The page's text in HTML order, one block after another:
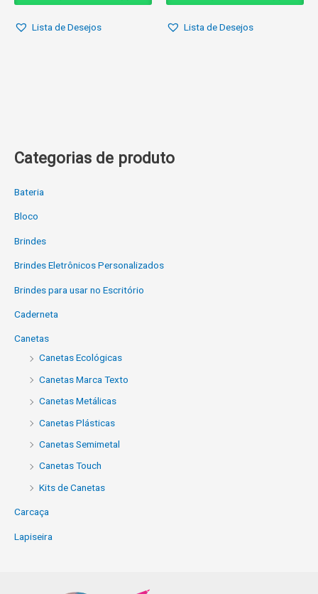
Categorias de produto
Bateria
Bloco
Brindes
Brindes Eletrônicos Personalizados
Brindes para usar no Escritório
Caderneta
Canetas
Canetas Ecológicas
Canetas Marca Texto
Canetas Metálicas
Canetas Plásticas
Canetas Semimetal
Canetas Touch
Kits de Canetas
Carcaça
Lapiseira
Lista de Desejos Lista de Desejos